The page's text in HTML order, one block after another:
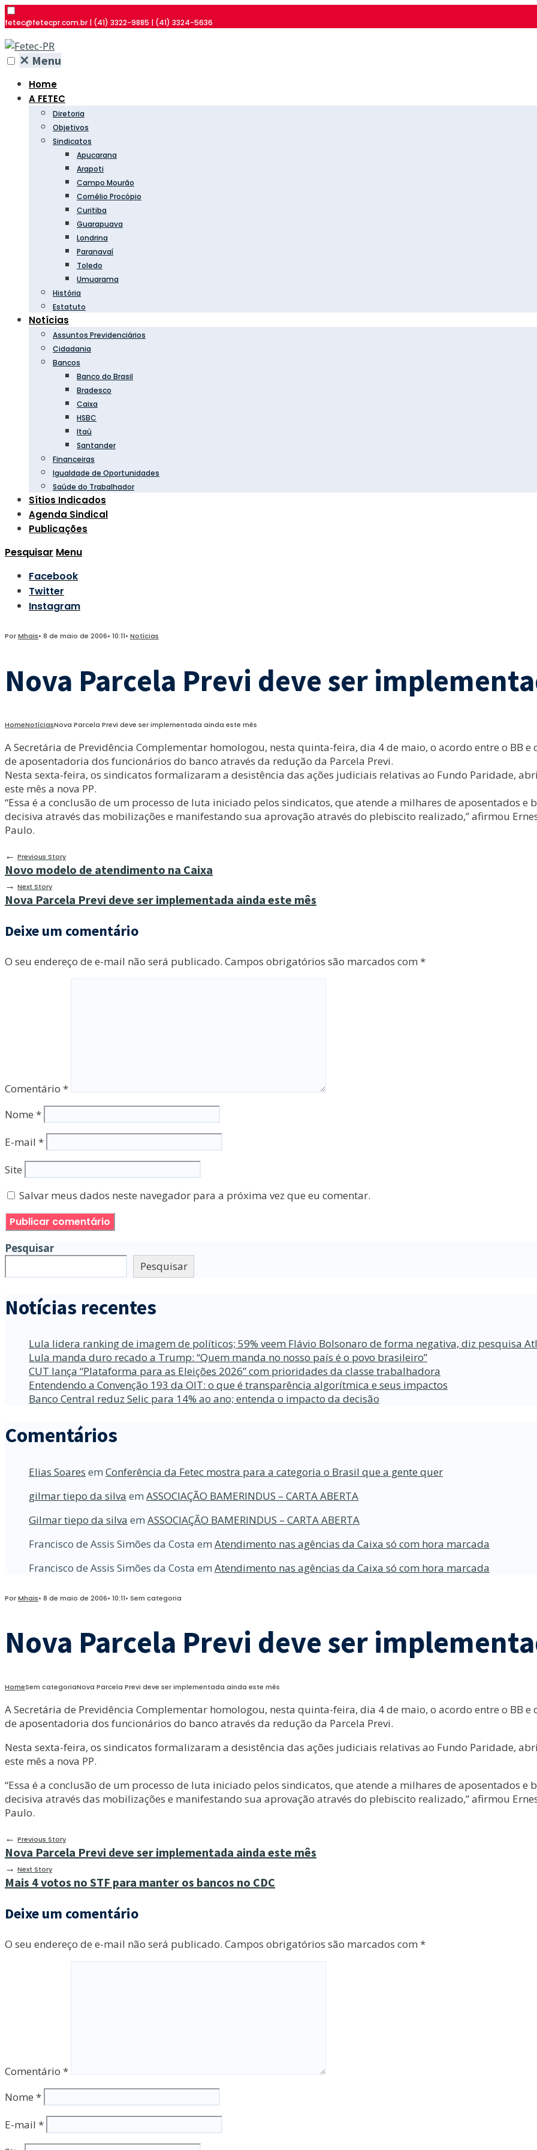
fetec@fetecpr.com.br | (41) 3322-9885 | (41) 3324-5636
✕ Menu
Home
A FETEC
Diretoria
Objetivos
Sindicatos
Apucarana
Arapoti
Campo Mourão
Cornélio Procópio
Curitiba
Guarapuava
Londrina
Paranavaí
Toledo
Umuarama
História
Estatuto
Notícias
Assuntos Previdenciários
Cidadania
Bancos
Banco do Brasil
Bradesco
Caixa
HSBC
Itaú
Santander
Financeiras
Igualdade de Oportunidades
Saúde do Trabalhador
Sítios Indicados
Agenda Sindical
Publicações
Pesquisar Menu
Facebook
Twitter
Instagram
PorMhais• 8 de maio de 2006• 10:11• Notícias
Nova Parcela Previ deve ser
HomeNotíciasNova Parcela Previ deve ser implementada ainda este mês
A Secretária de Previdência Complementar homologou, nesta quinta-feira, dia 4 de maio, o acordo entre o BB
de aposentadoria dos funcionários do banco através da redução da Parcela Previ.
Nesta sexta-feira, os sindicatos formalizaram a desistência das ações judiciais relativas ao Fundo Paridade,
este mês a nova PP.
“Essa é a conclusão de um processo de luta iniciado pelos sindicatos, que atende a milhares de aposentados
decisiva através das mobilizações e manifestando sua aprovação através do plebiscito realizado,” afirmou
Paulo.
← Previous Story
Novo modelo de atendimento na Caixa
→ Next Story
Nova Parcela Previ deve ser implementada ainda este mês
Deixe um comentário
O seu endereço de e-mail não será publicado. Campos obrigatórios são marcados com *
Comentário *
Nome *
E-mail *
Site
Salvar meus dados neste navegador para a próxima vez que eu comentar.
Pesquisar
Pesquisar
Notícias recentes
Lula lidera ranking de imagem de políticos; 59% veem Flávio Bolsonaro de forma negativa, diz pesquisa
Lula manda duro recado a Trump: “Quem manda no nosso país é o povo brasileiro”
CUT lança “Plataforma para as Eleições 2026” com prioridades da classe trabalhadora
Entendendo a Convenção 193 da OIT: o que é transparência algorítmica e seus impactos
Banco Central reduz Selic para 14% ao ano; entenda o impacto da decisão
Comentários
Elias Soares em Conferência da Fetec mostra para a categoria o Brasil que a gente quer
gilmar tiepo da silva em ASSOCIAÇÃO BAMERINDUS – CARTA ABERTA
Gilmar tiepo da silva em ASSOCIAÇÃO BAMERINDUS – CARTA ABERTA
Francisco de Assis Simões da Costa em Atendimento nas agências da Caixa só com hora marcada
Francisco de Assis Simões da Costa em Atendimento nas agências da Caixa só com hora marcada
PorMhais• 8 de maio de 2006• 10:11• Sem categoria
Nova Parcela Previ deve ser
HomeSem categoriaNova Parcela Previ deve ser implementada ainda este mês
A Secretária de Previdência Complementar homologou, nesta quinta-feira, dia 4 de maio, o acordo entre o BB
de aposentadoria dos funcionários do banco através da redução da Parcela Previ.
Nesta sexta-feira, os sindicatos formalizaram a desistência das ações judiciais relativas ao Fundo Paridade,
este mês a nova PP.
“Essa é a conclusão de um processo de luta iniciado pelos sindicatos, que atende a milhares de aposentados
decisiva através das mobilizações e manifestando sua aprovação através do plebiscito realizado,” afirmou
Paulo.
← Previous Story
Nova Parcela Previ deve ser implementada ainda este mês
→ Next Story
Mais 4 votos no STF para manter os bancos no CDC
Deixe um comentário
O seu endereço de e-mail não será publicado. Campos obrigatórios são marcados com *
Comentário *
Nome *
E-mail *